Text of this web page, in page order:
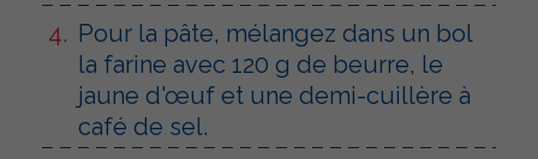
Pour la pâte, mélangez dans un bol
la farine avec 120 g de beurre, le
jaune d'œuf et une demi-cuillère à
café de sel.